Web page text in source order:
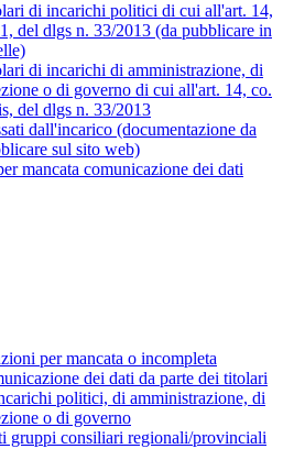
di incarichi politici di cui all'art. 14,
del dlgs n. 33/2013 (da pubblicare in
di incarichi di amministrazione, di
o di governo di cui all'art. 14, co.
del dlgs n. 33/2013
dall'incarico (documentazione da
sul sito web)
mancata comunicazione dei dati
per mancata o incompleta
dei dati da parte dei titolari
politici, di amministrazione, di
o di governo
gruppi consiliari regionali/provinciali